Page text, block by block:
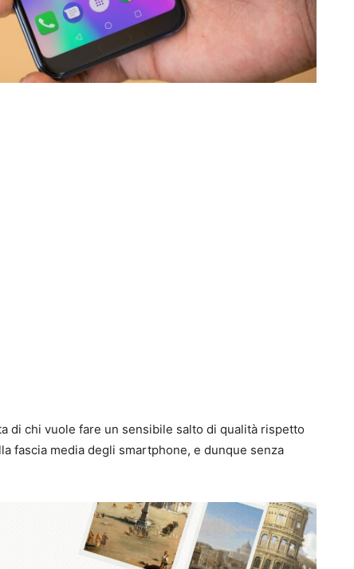
di chi vuole fare un sensibile salto di qualità rispetto
fascia media degli smartphone, e dunque senza